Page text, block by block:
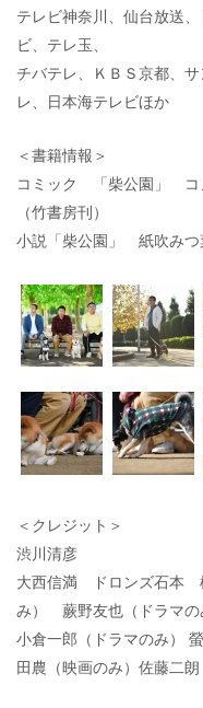
テレビ神奈川、仙台放送
ビ、テレ玉、
チバテレ、ＫＢＳ京都、
レ、日本海テレビほか
＜書籍情報＞
コミック 「柴公園」
（竹書房刊）
小説「柴公園」 紙吹みつ
＜クレジット＞
渋川清彦
大西信満 ドロンズ石本
み） 蕨野友也（ドラマの
小倉一郎（ドラマのみ）
田農（映画のみ）佐藤二朗